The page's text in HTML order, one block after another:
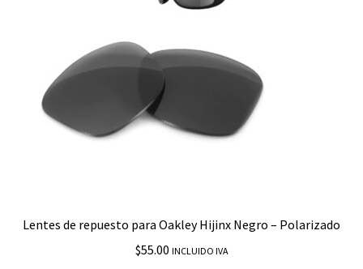
Lentes de repuesto para Oakley Hijinx Negro – Polarizado
$55.00 INCLUIDO IVA